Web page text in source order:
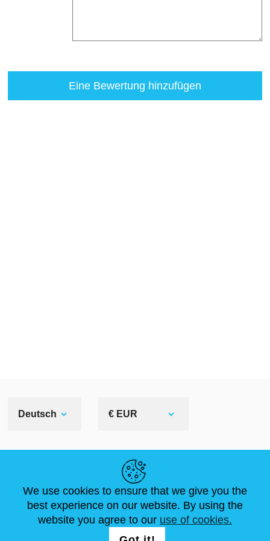
Eine Bewertung hinzufügen
Deutsch € EUR
NEUIGKEITEN
ARTIKEL
ABOUT US
FAQ
STANDARDGRÖSSEN
SCHREIB UNS
We use cookies to ensure that we give you the
best experience on our website. By using the
website you agree to our use of cookies.